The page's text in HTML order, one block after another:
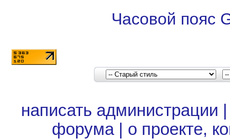
Часовой пояс
написать администрации
форума| о проекте,